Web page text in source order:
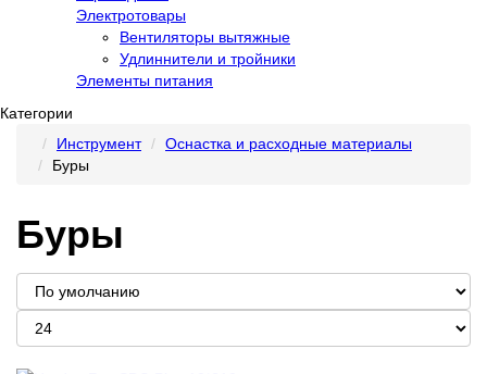
Электротовары
Вентиляторы вытяжные
Удлиннители и тройники
Элементы питания
Категории
Инструмент
Оснастка и расходные материалы
Буры
Буры